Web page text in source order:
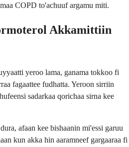
COPD to'achuuf argamu miti.
Akkamittiin
yeroo lama, ganama tokkoo fi
fagaattee fudhatta. Yeroon sirriin
sadarkaa qorichaa sirna kee
afaan kee bishaanin mi'essi garuu
kun akka hin aaramneef gargaaraa fi